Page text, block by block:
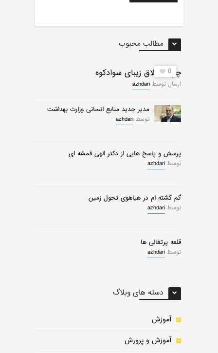
مطالب محبوب
0
چرات ییلاق زیبای سوادکوه
ارسال توسطazhdari
مدیر جدید منابع انسانی وزارت بهداشت
توسطazhdari
پرسش و پاسخ هایی از دکتر الهی قمشه ای
توسطazhdari
گم گشته ام در هیاهوی تحول زمین
توسطazhdari
قلعه پرتغالی ها
توسطazhdari
دسته های وبلاگ
آموزش
آموزش و پرورش